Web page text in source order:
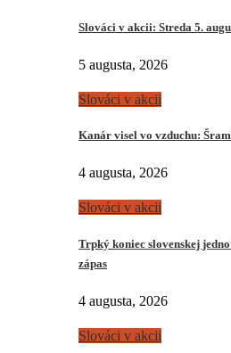
Slováci v akcii: Streda 5.
5 augusta, 2026
Slováci v akcii
Kanár visel vo vzduchu:
4 augusta, 2026
Slováci v akcii
Trpký koniec slovenskej
zápas
4 augusta, 2026
Slováci v akcii